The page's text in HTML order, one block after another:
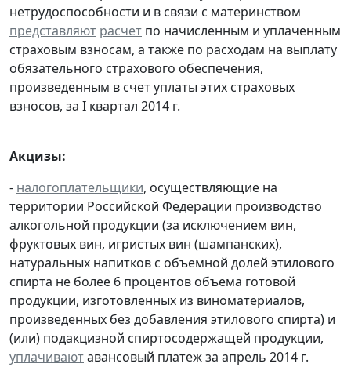
нетрудоспособности и в связи с материнством
представляют расчет по начисленным и уплаченным
страховым взносам, а также по расходам на выплату
обязательного страхового обеспечения,
произведенным в счет уплаты этих страховых
взносов, за I квартал 2014 г.
Акцизы:
- налогоплательщики, осуществляющие на
территории Российской Федерации производство
алкогольной продукции (за исключением вин,
фруктовых вин, игристых вин (шампанских),
натуральных напитков с объемной долей этилового
спирта не более 6 процентов объема готовой
продукции, изготовленных из виноматериалов,
произведенных без добавления этилового спирта) и
(или) подакцизной спиртосодержащей продукции,
уплачиваютавансовый платеж за апрель 2014 г.